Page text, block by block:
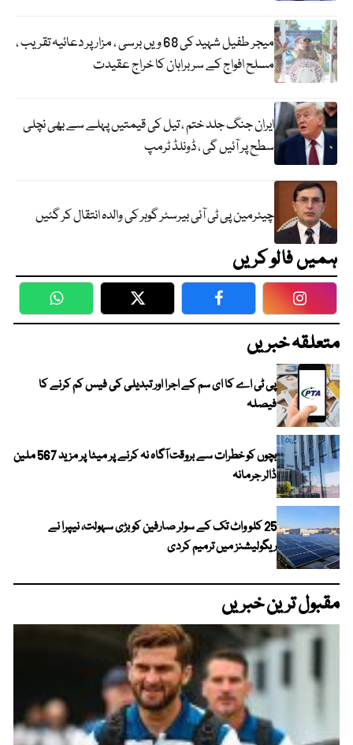
میجر طفیل شہید کی 68 ویں برسی ، مزار پر دعائیہ تقریب ،
مسلح افواج کے سربراہان کا خراج عقیدت
ایران جنگ جلد ختم ، تیل کی قیمتیں پہلے سے بھی نچلی
سطح پر آئیں گی ، ڈونلڈ ٹرمپ
چیئرمین پی ٹی آئی بیرسٹر گوہر کی والدہ انتقال کر گئیں
ہمیں فالو کریں
WhatsApp Twitter Facebook
متعلقہ خبریں
پی ٹی اے کا ای سم کے اجرا اور تبدیلی کی فیس کم کرنے کا
فیصلہ
بچوں کو خطرات سے بروقت آگاہ نہ کرنے پر میٹا پر مزید 567 ملین
ڈالر جرمانہ
25 کلو واٹ تک کے سولر صارفین کو بڑی سہولت، نیپرا نے
ریگولیشنز میں ترمیم کردی
مقبول ترین خبریں